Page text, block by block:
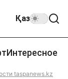
Қаз
Интересное
taspanews.kz